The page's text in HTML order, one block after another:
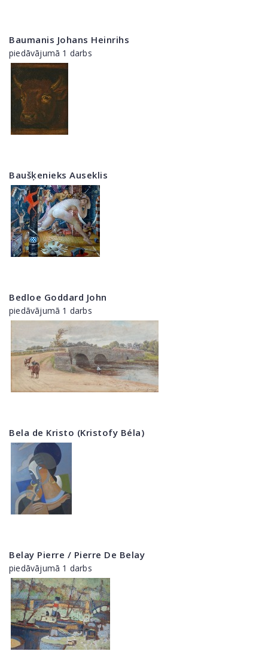
Baumanis Johans Heinrihs
piedāvājumā 1 darbs
Baušķenieks Auseklis
Bedloe Goddard John
piedāvājumā 1 darbs
Bela de Kristo (Kristofy Béla)
Belay Pierre / Pierre De Belay
piedāvājumā 1 darbs